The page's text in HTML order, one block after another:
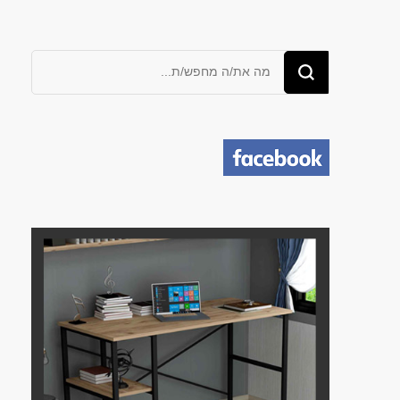
מחפש/ת
משהו?